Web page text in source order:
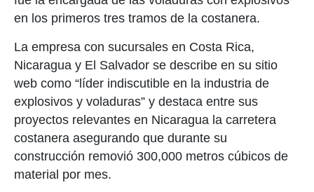
en los primeros tres tramos de la costanera.
La empresa con sucursales en Costa Rica,
Nicaragua y El Salvador se describe en su sitio
web como “líder indiscutible en la industria de
explosivos y voladuras” y destaca entre sus
proyectos relevantes en Nicaragua la carretera
costanera asegurando que durante su
construcción removió 300,000 metros cúbicos de
material por mes.